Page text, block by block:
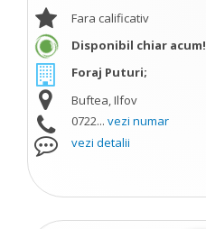
Fara calificativ
Disponibil chiar acum!
Foraj Puturi;
Buftea, Ilfov
0722... vezi numar
vezi detalii